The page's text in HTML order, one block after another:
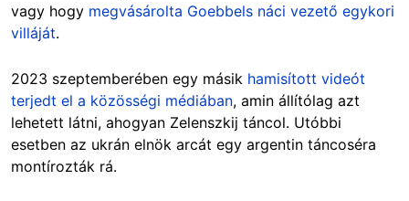
vagy hogy megvásárolta Goebbels náci vezető egykori
villáját.
2023 szeptemberében egy másik hamisított videót
terjedt el a közösségi médiában, amin állítólag azt
lehetett látni, ahogyan Zelenszkij táncol. Utóbbi
esetben az ukrán elnök arcát egy argentin táncoséra
montírozták rá.